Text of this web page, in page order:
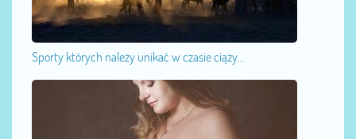
Sporty których należy unikać w czasie ciąży...